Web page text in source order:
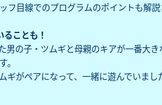
目線でのプログラムのポイントも解説
ことも！
の子・ツムギと母親のキアが一番大
。
がペアになって、一緒に遊んでいまし